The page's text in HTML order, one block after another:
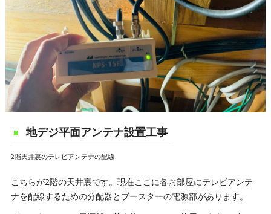
地デジ平面アンテナ設置工事
2階天井裏のテレビアンテナの配線
こちらが2階の天井裏です。現在ここに各お部屋にテレビアンテ
ナを配線するための分配器とブースターの電源部があります。